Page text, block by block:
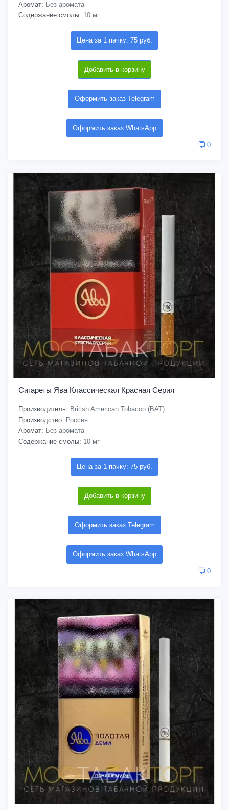
Аромат: Без аромата
Содержание смолы: 10 мг
Цена за 1 пачку: 75 руб.
Добавить в корзину
Оформить заказ Telegram
Оформить заказ WhatsApp
0
Сигареты Ява Классическая Красная Серия
Производитель: British American Tobacco (BAT)
Производство: Россия
Аромат: Без аромата
Содержание смолы: 10 мг
Цена за 1 пачку: 75 руб.
Добавить в корзину
Оформить заказ Telegram
Оформить заказ WhatsApp
0